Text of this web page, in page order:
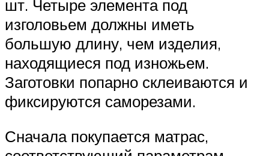
шт. Четыре элемента под
изголовьем должны иметь
большую длину, чем изделия,
находящиеся под изножьем.
Заготовки попарно склеиваются и
фиксируются саморезами.
Сначала покупается матрас,